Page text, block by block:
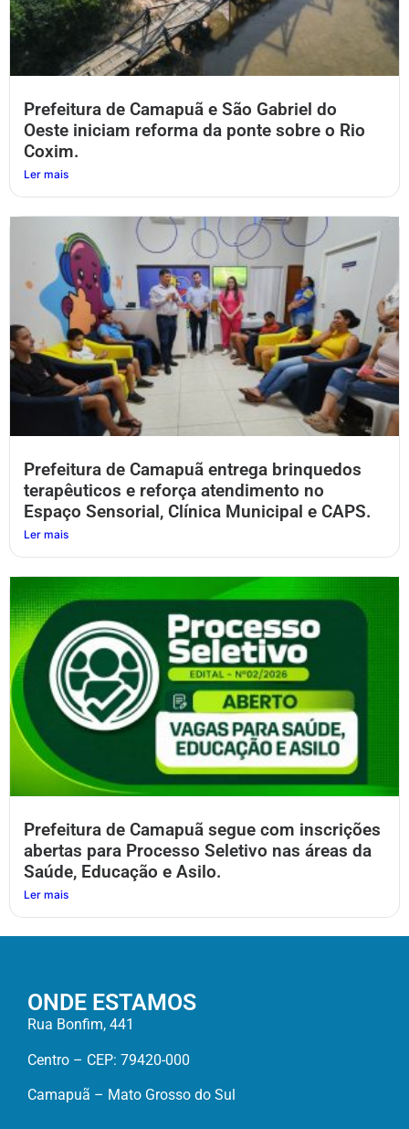
Prefeitura de Camapuã e São Gabriel do
Oeste iniciam reforma da ponte sobre o Rio
Coxim.
Ler mais
Prefeitura de Camapuã entrega brinquedos
terapêuticos e reforça atendimento no
Espaço Sensorial, Clínica Municipal e CAPS.
Ler mais
Prefeitura de Camapuã segue com inscrições
abertas para Processo Seletivo nas áreas da
Saúde, Educação e Asilo.
Ler mais
ONDE ESTAMOS
Rua Bonfim, 441
Centro – CEP: 79420-000
Camapuã – Mato Grosso do Sul